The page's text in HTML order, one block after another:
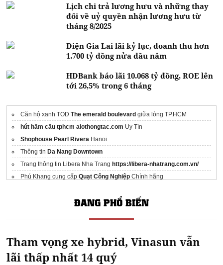
Lịch chi trả lương hưu và những thay
đổi về uỷ quyền nhận lương hưu từ
tháng 8/2025
Điện Gia Lai lãi kỷ lục, doanh thu hơn
1.700 tỷ đồng nửa đầu năm
HDBank báo lãi 10.068 tỷ đồng, ROE lên
tới 26,5% trong 6 tháng
Căn hộ xanh TODThe emerald boulevard giữa lòng TP.HCM
hút hầm cầu tphcm alothongtac.com Uy Tín
Shophouse Pearl Rivera Hanoi
Thông tinDa Nang Downtown
Trang thông tin Libera Nha Tranghttps://libera-nhatrang.com.vn/
Phú Khang cung cấpQuạt Công Nghiệp Chính hãng
The Magnolia Long Biên
ĐANG PHỔ BIẾN
Tham vọng xe hybrid, Vinasun vẫn
lãi thấp nhất 14 quý